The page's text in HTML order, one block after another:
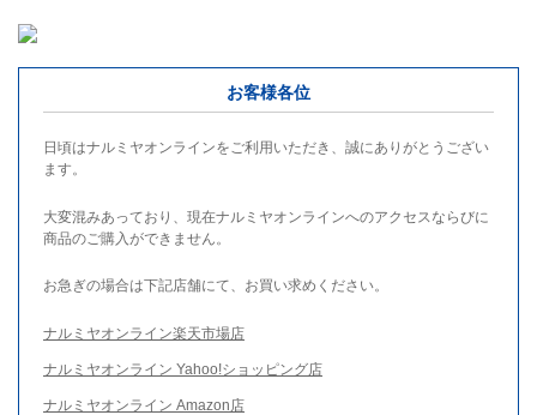
お客様各位
日頃はナルミヤオンラインをご利用いただき、誠にありがとうござい
ます。
大変混みあっており、現在ナルミヤオンラインへのアクセスならびに
商品のご購入ができません。
お急ぎの場合は下記店舗にて、お買い求めください。
ナルミヤオンライン楽天市場店
ナルミヤオンライン Yahoo!ショッピング店
ナルミヤオンライン Amazon店